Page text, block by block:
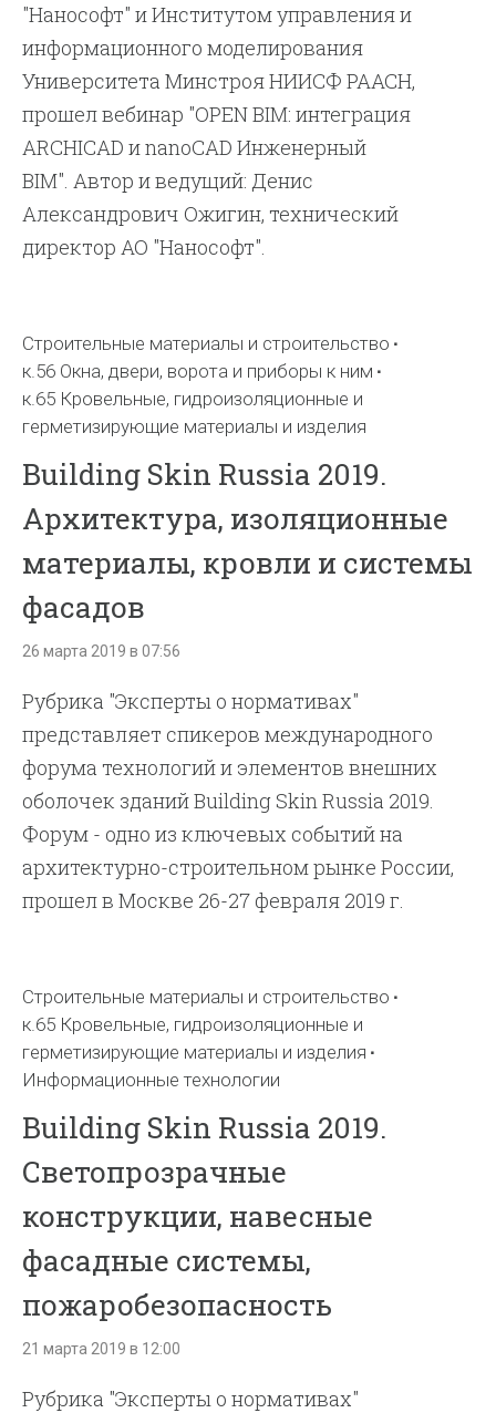
"Нанософт" и Институтом управления и
информационного моделирования
Университета Минстроя НИИСФ РААСН,
прошел вебинар "OPEN BIM: интеграция
ARCHICAD и nanoCAD Инженерный
BIM". Автор и ведущий: Денис
Александрович Ожигин, технический
директор АО "Нанософт".
Строительные материалы и строительство
к.56 Окна, двери, ворота и приборы к ним
к.65 Кровельные, гидроизоляционные и
герметизирующие материалы и изделия
Building Skin Russia 2019.
Архитектура, изоляционные
материалы, кровли и системы
фасадов
26 марта 2019 в 07:56
Рубрика "Эксперты о нормативах"
представляет спикеров международного
форума технологий и элементов внешних
оболочек зданий Building Skin Russia 2019.
Форум - одно из ключевых событий на
архитектурно-строительном рынке России,
прошел в Москве 26-27 февраля 2019 г.
Строительные материалы и строительство
к.65 Кровельные, гидроизоляционные и
герметизирующие материалы и изделия
Информационные технологии
Building Skin Russia 2019.
Светопрозрачные
конструкции, навесные
фасадные системы,
пожаробезопасность
21 марта 2019 в 12:00
Рубрика "Эксперты о нормативах"